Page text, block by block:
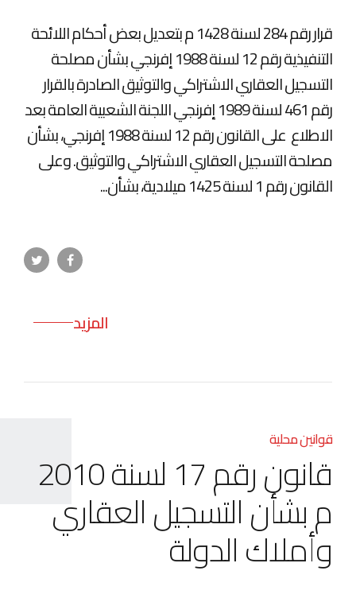
قرار رقم 284 لسنة 1428 م بتعديل بعض أحكام اللائحة
التنفيذية رقم 12 لسنة 1988 إفرنجي بشأن مصلحة
التسجيل العقاري الاشتراكي والتوثيق الصادرة بالقرار
رقم 461 لسنة 1989 إفرنجي اللجنة الشعبية العامة بعد
الاطلاع على القانون رقم 12 لسنة 1988 إفرنجي، بشأن
مصلحة التسجيل العقاري الاشتراكي والتوثيق. وعلى
القانون رقم 1 لسنة 1425 ميلادية، بشأن...
المزيد
قوانين محلية
قانون رقم 17 لسنة 2010
م بشأن التسجيل العقاري
وأملاك الدولة